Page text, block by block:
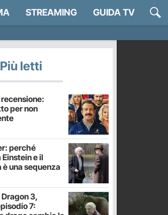
STREAMING GUIDA TV
Più letti
per non
perché
e il
una sequenza
3,
7: